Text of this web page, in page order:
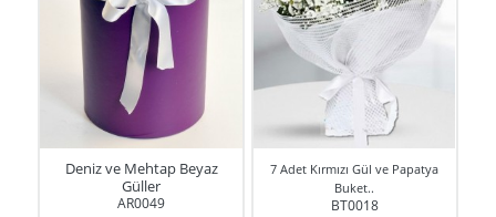
Deniz ve Mehtap Beyaz
Güller
AR0049
7 Adet Kırmızı Gül ve Papatya
Buket..
BT0018